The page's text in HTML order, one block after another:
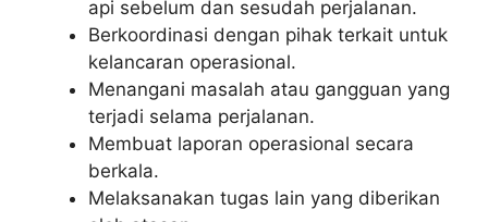
api sebelum dan sesudah perjalanan.
Berkoordinasi dengan pihak terkait untuk
kelancaran operasional.
Menangani masalah atau gangguan yang
terjadi selama perjalanan.
Membuat laporan operasional secara
berkala.
Melaksanakan tugas lain yang diberikan